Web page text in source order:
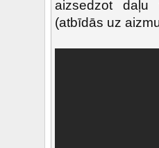
aizsedzot daļu
(atbīdās uz